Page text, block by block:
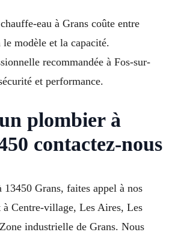
eau à Grans coûte entre
modèle et la capacité.
recommandée à Fos-sur-
et performance.
plombier à
contactez-nous
Grans, faites appel à nos
à Centre-village, Les Aires, Les
industrielle de Grans. Nous